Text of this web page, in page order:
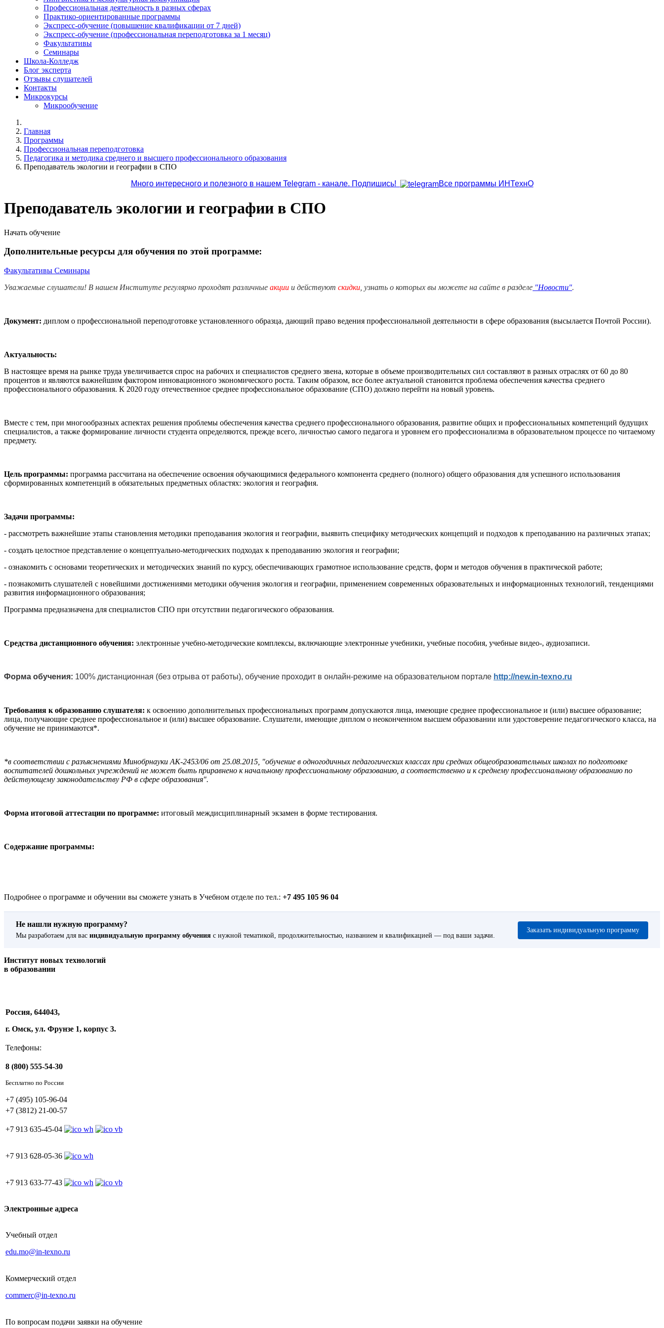
Профессиональная деятельность в разных сферах
Практико-ориентированные программы
Экспресс-обучение (повышение квалификации от 7 дней)
Экспресс-обучение (профессиональная переподготовка за 1 месяц)
Факультативы
Семинары
Школа-Колледж
Блог эксперта
Отзывы слушателей
Контакты
Микрокурсы
Микрообучение
Главная
Программы
Профессиональная переподготовка
Педагогика и методика среднего и высшего профессионального образования
Преподаватель экологии и географии в СПО
Много интересного и полезного в нашем Telegram - канале. Подпишись!
Все программы ИНТехнО
Преподаватель экологии и географии в СПО
Начать обучение
Дополнительные ресурсы для обучения по этой программе:
Факультативы Семинары
Уважаемые слушатели! В нашем Институте регулярно проходят различные акции и действуют скидки , узнать о которых вы можете на сайте в разделе "Новости".
Документ: диплом о профессиональной переподготовке установленного образца, дающий право ведения профессиональной деятельности в сфере образования (высылается Почтой России).
Актуальность:
В настоящее время на рынке труда увеличивается спрос на рабочих и специалистов среднего звена, которые в объеме производительных сил составляют в разных отраслях от 60 до 80
процентов и являются важнейшим фактором инновационного экономического роста. Таким образом, все более актуальной становится проблема обеспечения качества среднего
профессионального образования. К 2020 году отечественное среднее профессиональное образование (СПО) должно перейти на новый уровень.
Вместе с тем, при многообразных аспектах решения проблемы обеспечения качества среднего профессионального образования, развитие общих и профессиональных компетенций будущих
специалистов, а также формирование личности студента определяются, прежде всего, личностью самого педагога и уровнем его профессионализма в образовательном процессе по читаемому
предмету.
Цель программы: программа рассчитана на обеспечение освоения обучающимися федерального компонента среднего (полного) общего образования для успешного использования
сформированных компетенций в обязательных предметных областях: экология и география.
Задачи программы:
- рассмотреть важнейшие этапы становления методики преподавания экология и географии, выявить специфику методических концепций и подходов к преподаванию на различных этапах;
- создать целостное представление о концептуально-методических подходах к преподаванию экология и географии;
- ознакомить с основами теоретических и методических знаний по курсу, обеспечивающих грамотное использование средств, форм и методов обучения в практической работе;
- познакомить слушателей с новейшими достижениями методики обучения экология и географии, применением современных образовательных и информационных технологий, тенденциями
развития информационного образования;
Программа предназначена для специалистов СПО при отсутствии педагогического образования.
Средства дистанционного обучения: электронные учебно-методические комплексы, включающие электронные учебники, учебные пособия, учебные видео-, аудиозаписи.
Форма обучения: 100% дистанционная (без отрыва от работы), обучение проходит в онлайн-режиме на образовательном портале http://new.in-texno.ru
Требования к образованию слушателя: к освоению дополнительных профессиональных программ допускаются лица, имеющие среднее профессиональное и (или) высшее образование;
лица, получающие среднее профессиональное и (или) высшее образование. Слушатели, имеющие диплом о неоконченном высшем образовании или удостоверение педагогического класса, на
обучение не принимаются*.
*в соответствии с разъяснениями Минобрнауки АК-2453/06 от 25.08.2015, "обучение в одногодичных педагогических классах при средних общеобразовательных школах по подготовке
воспитателей дошкольных учреждений не может быть приравнено к начальному профессиональному образованию, а соответственно и к среднему профессиональному образованию по
действующему законодательству РФ в сфере образования".
Форма итоговой аттестации по программе: итоговый междисциплинарный экзамен в форме тестирования.
Содержание программы:
Подробнее о программе и обучении вы сможете узнать в Учебном отделе по тел.: +7 495 105 96 04
Не нашли нужную программу?
Мы разработаем для вас индивидуальную программу обучения с нужной тематикой, продолжительностью, названием и квалификацией — под ваши задачи.
Заказать индивидуальную программу
Институт новых технологий
в образовании
Россия, 644043,
г. Омск, ул. Фрунзе 1, корпус 3.
Телефоны:
8 (800) 555-54-30
Бесплатно по России
+7 (495) 105-96-04
+7 (3812) 21-00-57
+7 913 635-45-04
+7 913 628-05-36
+7 913 633-77-43
Электронные адреса
Учебный отдел
edu.mo@in-texno.ru
Коммерческий отдел
commerc@in-texno.ru
По вопросам подачи заявки на обучение